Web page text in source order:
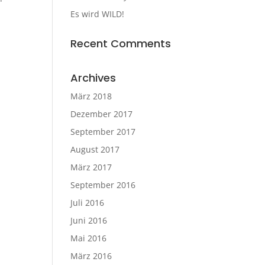
Es wird WILD!
Recent Comments
Archives
März 2018
Dezember 2017
September 2017
August 2017
März 2017
September 2016
Juli 2016
Juni 2016
Mai 2016
März 2016